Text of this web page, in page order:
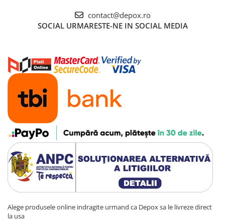
contact@depox.ro
SOCIAL URMARESTE-NE IN SOCIAL MEDIA
Alege produsele online indragite urmand ca Depox sa le livreze direct
la usa